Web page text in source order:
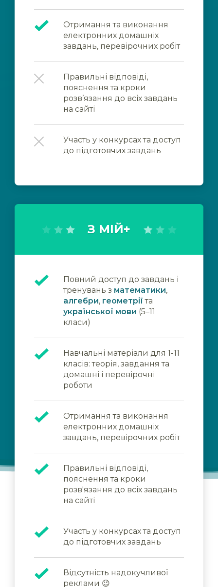
Отримання та виконання
електронних домашніх
завдань, перевірочних робіт
Правильні відповіді,
пояснення та кроки
розв’язання до всіх завдань
на сайті
Участь у конкурсах та доступ
до підготовчих завдань
З МІЙ+
Повний доступ до завдань і
тренувань з математики,
алгебри, геометрії та
української мови (5–11
класи)
Навчальні матеріали для 1-11
класів: теорія, завдання та
домашні і перевірочні
роботи
Отримання та виконання
електронних домашніх
завдань, перевірочних робіт
Правильні відповіді,
пояснення та кроки
розв'язання до всіх завдань
на сайті
Участь у конкурсах та доступ
до підготовчих завдань
Відсутність надокучливої
реклами 😉